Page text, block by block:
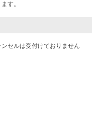
す。
セルは受付けておりません